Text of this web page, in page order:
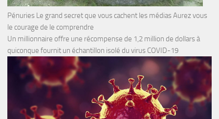
Pénuries Le grand secret que vous cachent les médias Aurez vous
le courage de le comprendre
Un millionnaire offre une récompense de 1,2 million de dollars à
quiconque fournit un échantillon isolé du virus COVID-19